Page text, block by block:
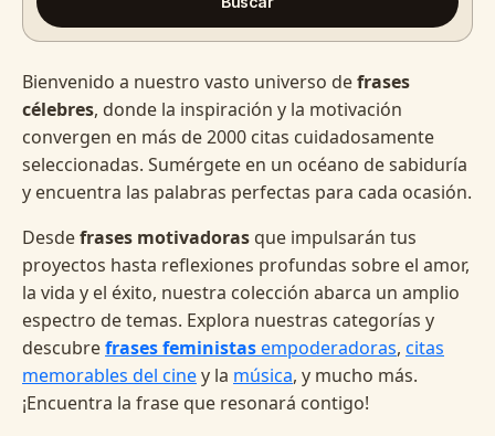
Bienvenido a nuestro vasto universo defrases
célebres, donde la inspiración y la motivación
convergen en más de 2000 citas cuidadosamente
seleccionadas. Sumérgete en un océano de sabiduría
y encuentra las palabras perfectas para cada ocasión.
Desdefrases motivadoras que impulsarán tus
proyectos hasta reflexiones profundas sobre el amor,
la vida y el éxito, nuestra colección abarca un amplio
espectro de temas. Explora nuestras categorías y
descubrefrases feministasempoderadoras, citas
memorables del ciney la música, y mucho más.
¡Encuentra la frase que resonará contigo!